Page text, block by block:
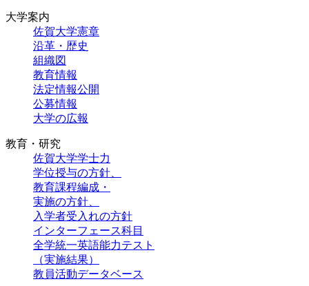
大学案内
佐賀大学憲章
沿革・歴史
組織図
教育情報
法定情報公開
公募情報
大学の広報
教育・研究
佐賀大学学士力
学位授与の方針、
教育課程編成・
実施の方針、
入学者受入れの方針
インターフェース科目
全学統一英語能力テスト
（実施結果）
教員活動データベース